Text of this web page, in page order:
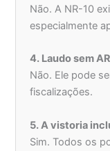
Não. A NR-10
especialmente
4. Laudo sem
Não. Ele pode
fiscalizações.
5. A vistoria
Sim. Todos os